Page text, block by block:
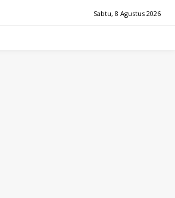
Sabtu, 8 Agustus 2026